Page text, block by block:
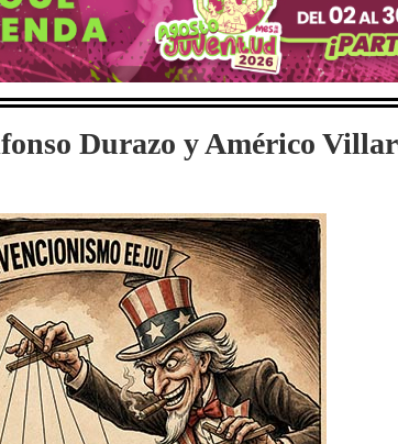
Durazo y Américo